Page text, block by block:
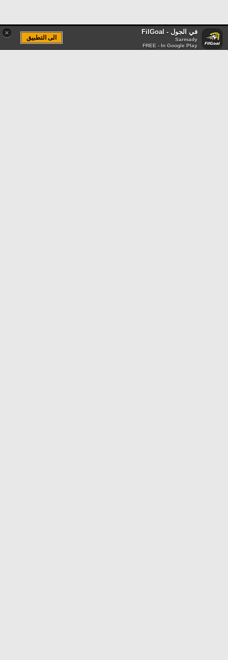
× في الجول - FilGoal
Sarmady
FREE - In Google Play
الى التطبيق